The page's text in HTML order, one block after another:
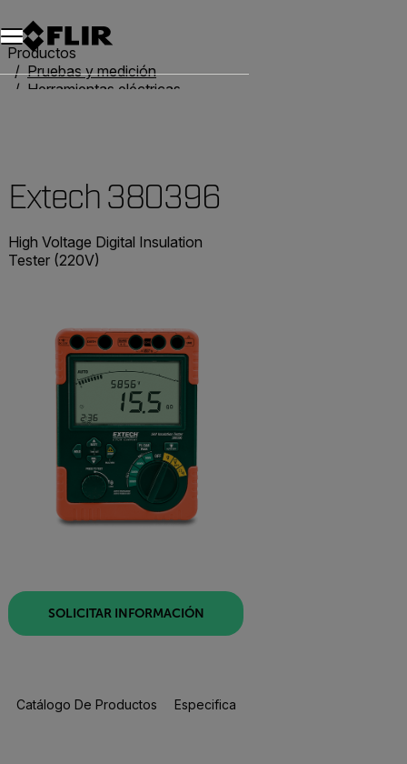
Productos
Pruebas y medición
Herramientas eléctricas
Extech 380396
High Voltage Digital Insulation
Tester (220V)
SOLICITAR INFORMACIÓN
Catálogo De Productos Especificaciones